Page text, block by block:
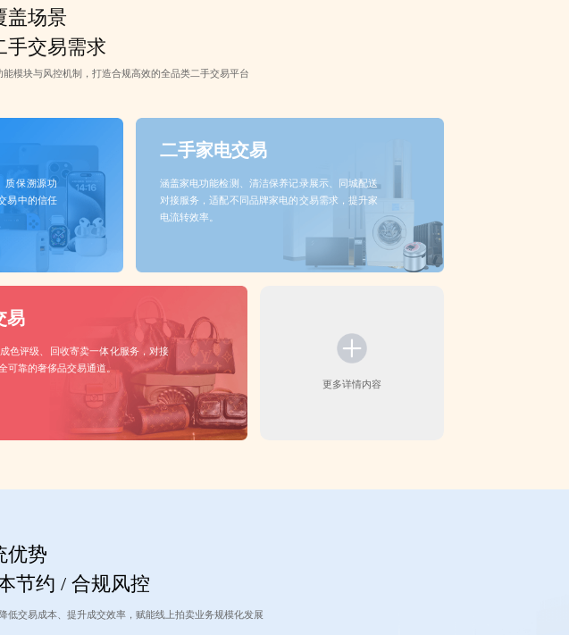
盖场景
手交易需求
模块与风控机制，打造合规高效的全品类二手交易平台
质保溯源功
易中的信任
二手家电交易
涵盖家电功能检测、清洁保养记录展示、同城配送
对接服务，适配不同品牌家电的交易需求，提升家
电流转效率。
易
色评级、回收寄卖一体化服务，对接
可靠的奢侈品交易通道。
更多详情内容
优势
节约 / 合规风控
低交易成本、提升成交效率，赋能线上拍卖业务规模化发展